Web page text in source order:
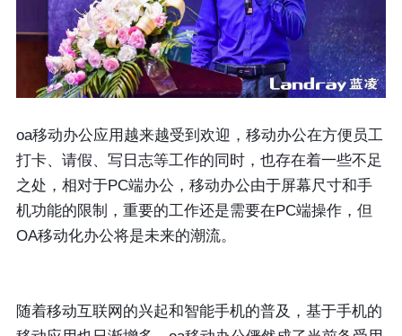
oa移动办公应用越来越受到欢迎，移动办公在方便员工
打卡、请假、写日志等工作的同时，也存在着一些不足
之处，相对于PC端办公，移动办公由于屏幕尺寸和手
机功能的限制，重要的工作还是需要在PC端操作，但
OA移动化办公将是未来的潮流。
随着移动互联网的兴起和智能手机的普及，基于手机的